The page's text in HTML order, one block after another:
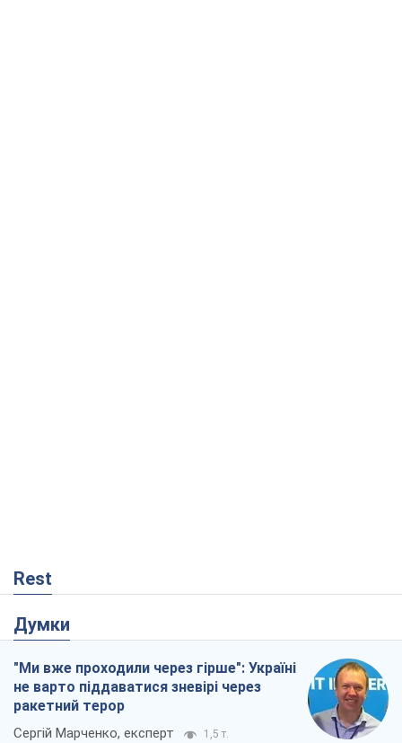
Rest
Думки
"Ми вже проходили через гірше": Україні
не варто піддаватися зневірі через
ракетний терор
Сергій Марченко, експерт 1,5 т.